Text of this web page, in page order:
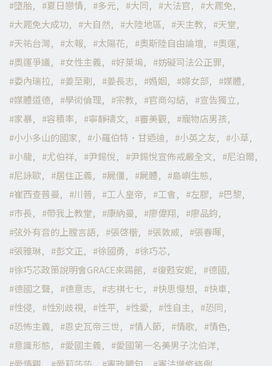
墮胎
夏日戀情 多元 大同 大法官
大罷免
大罷免大成功
大自然 大陸地區 天主教
天堂
天祐台灣
太報 太陽花 奧斯陸自由論壇
奧運
奧運爭議
女性主義 好萊塢
妨礙司法公正罪
委內瑞拉
姜至剛 姜長志 婚姻 婦女部
媒體
媒體道德
學術倫理 宗教 官商勾結
宣告獨立
家暴
容積率 寧靜禱文 審美觀
寵物店男孩
小小多山的國家
小羅伯特·甘迺迪 小英之友
小草
小龍
尤伯祥 尹錫悅 尹錫悅宣佈戒嚴全文
尼泊爾
尼詠歐
居住正義 屍僵 屍體
島嶼生態
崔西查普曼
川普 工人皇帝 工會 左膠
巴黎
市長
帶我上教堂 康納曼 廖偉翔
廖品鈞
弦外有音的上膛言語
張啓楷 張敦威
張春暉
張雅琳
彭文正 徐國勇
徐巧芯
徐巧芯政策說明會GRACE來踢館
復甦安妮
德國
德國之聲
德意志 志祺七七 快思慢想
快車
性侵
性別歧視 性平 性愛 性自主
恐同
恐怖主義
恩史瓦帝三世 情人節 情歌
情色
意識形態
愛國主義
愛國第一名美男子沈伯洋